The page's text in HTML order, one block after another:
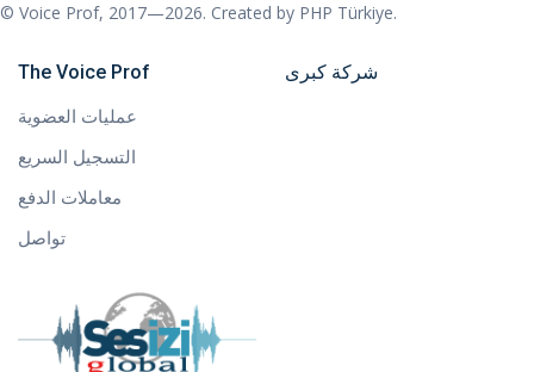
The Voice Prof
عمليات العضوية
التسجيل السريع
معاملات الدفع
تواصل
شركة كبرى
© Voice Prof, 2017—2026. Created by PHP Türkiye.